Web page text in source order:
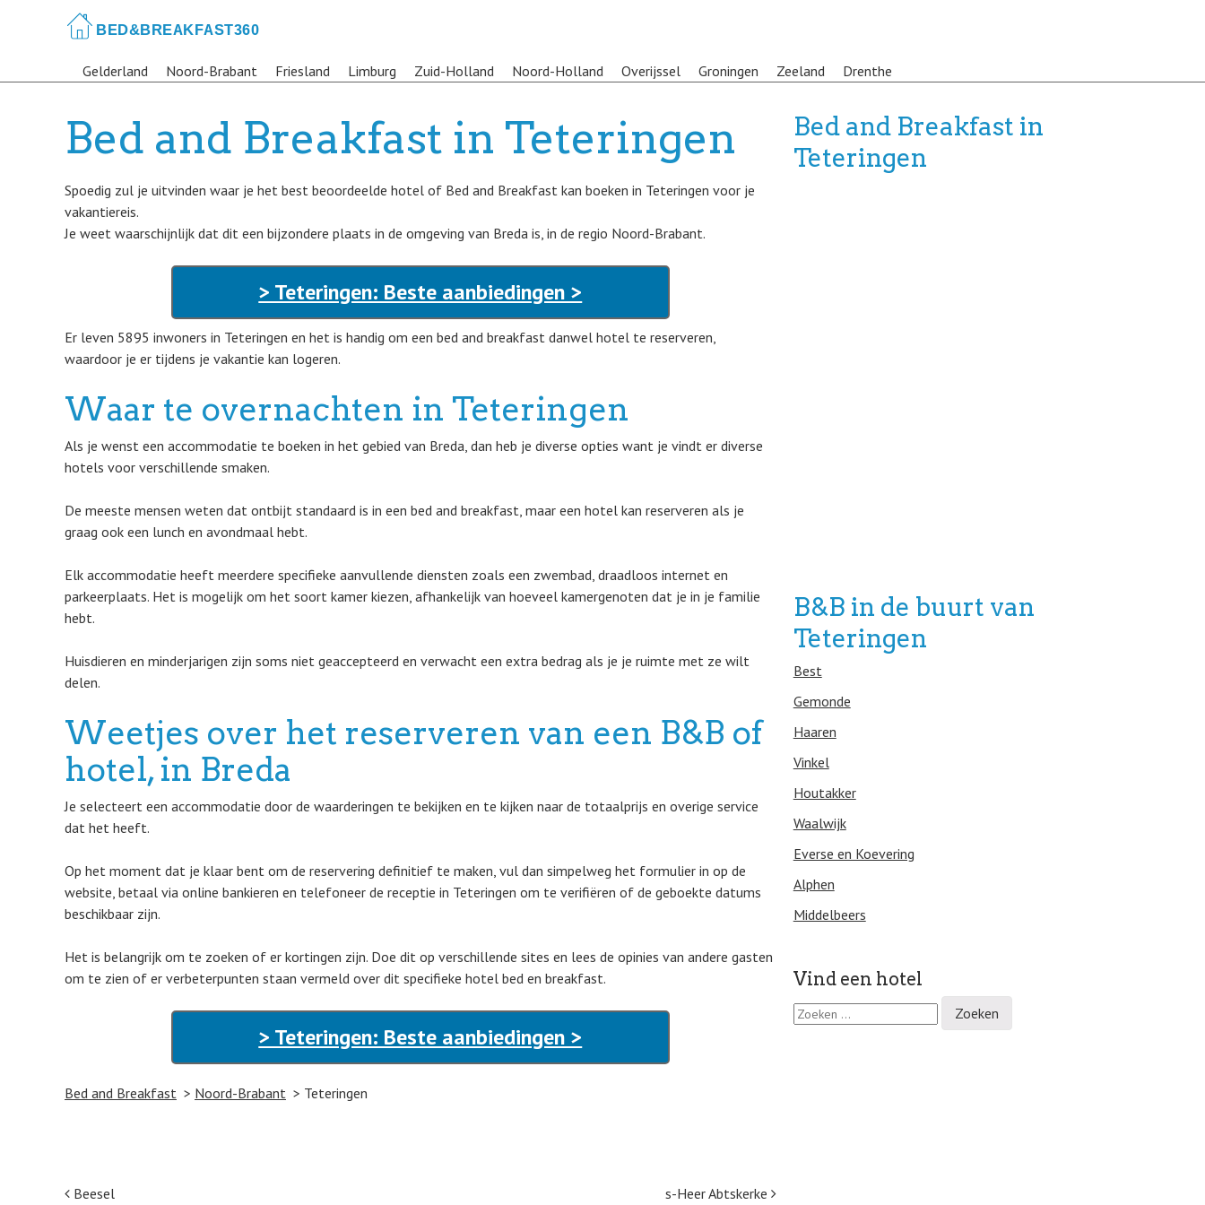
Gelderland Noord-Brabant Friesland Limburg Zuid-Holland Noord-Holland Overijssel Groningen Zeeland Drenthe
Bed and Breakfast in Teteringen
Spoedig zul je uitvinden waar je het best beoordeelde hotel of Bed and Breakfast kan boeken in Teteringen voor je
vakantiereis.
Je weet waarschijnlijk dat dit een bijzondere plaats in de omgeving van Breda is, in de regio Noord-Brabant.
> Teteringen: Beste aanbiedingen >
Er leven 5895 inwoners in Teteringen en het is handig om een bed and breakfast danwel hotel te reserveren,
waardoor je er tijdens je vakantie kan logeren.
Waar te overnachten in Teteringen
Als je wenst een accommodatie te boeken in het gebied van Breda, dan heb je diverse opties want je vindt er diverse
hotels voor verschillende smaken.
De meeste mensen weten dat ontbijt standaard is in een bed and breakfast, maar een hotel kan reserveren als je
graag ook een lunch en avondmaal hebt.
Elk accommodatie heeft meerdere specifieke aanvullende diensten zoals een zwembad, draadloos internet en
parkeerplaats. Het is mogelijk om het soort kamer kiezen, afhankelijk van hoeveel kamergenoten dat je in je familie
hebt.
Huisdieren en minderjarigen zijn soms niet geaccepteerd en verwacht een extra bedrag als je je ruimte met ze wilt
delen.
Weetjes over het reserveren van een B&B of
hotel, in Breda
Je selecteert een accommodatie door de waarderingen te bekijken en te kijken naar de totaalprijs en overige service
dat het heeft.
Op het moment dat je klaar bent om de reservering definitief te maken, vul dan simpelweg het formulier in op de
website, betaal via online bankieren en telefoneer de receptie in Teteringen om te verifiëren of de geboekte datums
beschikbaar zijn.
Het is belangrijk om te zoeken of er kortingen zijn. Doe dit op verschillende sites en lees de opinies van andere gasten
om te zien of er verbeterpunten staan vermeld over dit specifieke hotel bed en breakfast.
> Teteringen: Beste aanbiedingen >
Bed and Breakfast Noord-Brabant Teteringen
Beesel s-Heer Abtskerke
Bed and Breakfast in
Teteringen
B&B in de buurt van
Teteringen
Best
Gemonde
Haaren
Vinkel
Houtakker
Waalwijk
Everse en Koevering
Alphen
Middelbeers
Vind een hotel
Z
o